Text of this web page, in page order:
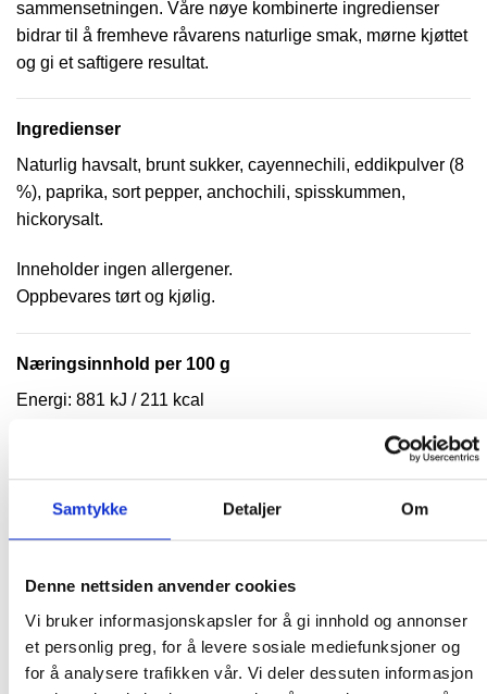
Samtykke Detaljer Om
Denne nettsiden anvender cookies
Vi bruker informasjonskapsler for å gi innhold og annonser
et personlig preg, for å levere sosiale mediefunksjoner og
for å analysere trafikken vår. Vi deler dessuten informasjon
sammensetningen. Våre nøye kombinerte ingredienser
bidrar til å fremheve råvarens naturlige smak, mørne kjøttet
og gi et saftigere resultat.
Ingredienser
Naturlig havsalt, brunt sukker, cayennechili, eddikpulver (8
%), paprika, sort pepper, anchochili, spisskummen,
hickorysalt.
Inneholder ingen allergener.
Oppbevares tørt og kjølig.
Næringsinnhold per 100 g
Energi: 881 kJ / 211 kcal
hvorav mettede fettsyrer: 0,6 g
Karbohydrater: 78,3 g
Fiber: 10,7 g